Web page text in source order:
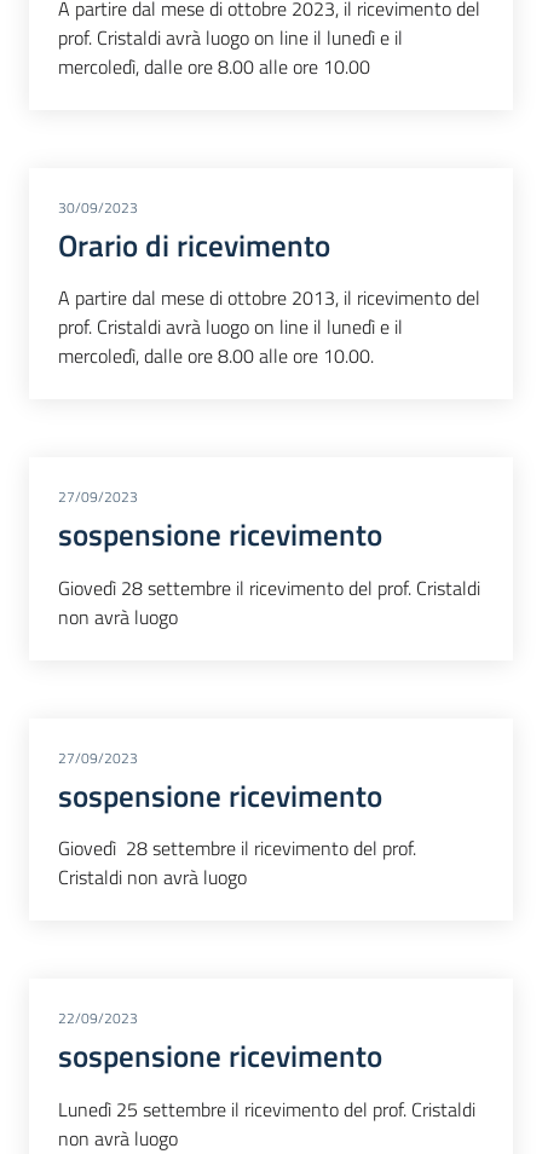
A partire dal mese di ottobre 2023, il ricevimento del
prof. Cristaldi avrà luogo on line il lunedì e il
mercoledì, dalle ore 8.00 alle ore 10.00
30/09/2023
Orario di ricevimento
A partire dal mese di ottobre 2013, il ricevimento del
prof. Cristaldi avrà luogo on line il lunedì e il
mercoledì, dalle ore 8.00 alle ore 10.00.
27/09/2023
sospensione ricevimento
Giovedì 28 settembre il ricevimento del prof. Cristaldi
non avrà luogo
27/09/2023
sospensione ricevimento
Giovedì 28 settembre il ricevimento del prof.
Cristaldi non avrà luogo
22/09/2023
sospensione ricevimento
Lunedì 25 settembre il ricevimento del prof. Cristaldi
non avrà luogo